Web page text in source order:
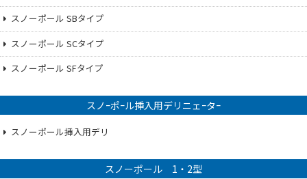
スノーポール SBタイプ
スノーポール SCタイプ
スノーポール SFタイプ
スノｰポｰル挿入用デリニェｰタｰ
スノーポール挿入用デリ
スノーポール 1・2型